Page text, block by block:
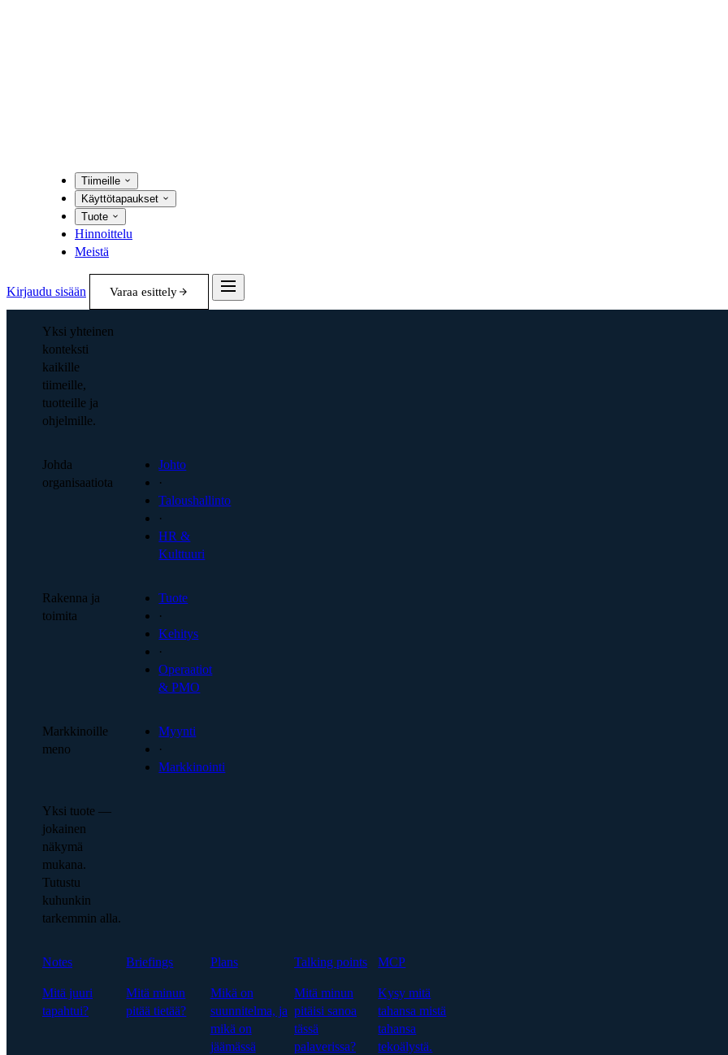
Tiimeille
Käyttötapaukset
Tuote
Hinnoittelu
Meistä
Kirjaudu sisään Varaa esittely
Yksi yhteinen
konteksti
kaikille
tiimeille,
tuotteille ja
ohjelmille.
Johda
organisaatiota
Johto
·
Taloushallinto
·
HR &
Kulttuuri
Rakenna ja
toimita
Tuote
·
Kehitys
·
Operaatiot
& PMO
Markkinoille
meno
Myynti
·
Markkinointi
Yksi tuote —
jokainen
näkymä
mukana.
Tutustu
kuhunkin
tarkemmin alla.
Notes
Mitä juuri
tapahtui?
Briefings
Mitä minun
pitää tietää?
Plans
Mikä on
suunnitelma, ja
mikä on
jäämässä
Talking points
Mitä minun
pitäisi sanoa
tässä
palaverissa?
MCP
Kysy mitä
tahansa mistä
tahansa
tekoälystä.